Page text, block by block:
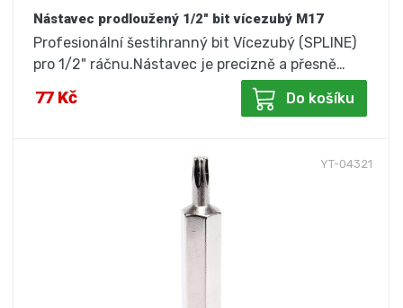
Nástavec prodloužený 1/2" bit vícezubý M17
Profesionální šestihranný bit Vícezubý (SPLINE)
pro 1/2" ráčnu.Nástavec je precizně a přesně…
77 Kč Do košíku
YT-04321